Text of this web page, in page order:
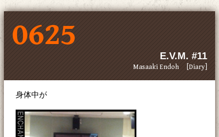
0625
E.V.M. #11
Masaaki Endoh [Diary]
身体中が